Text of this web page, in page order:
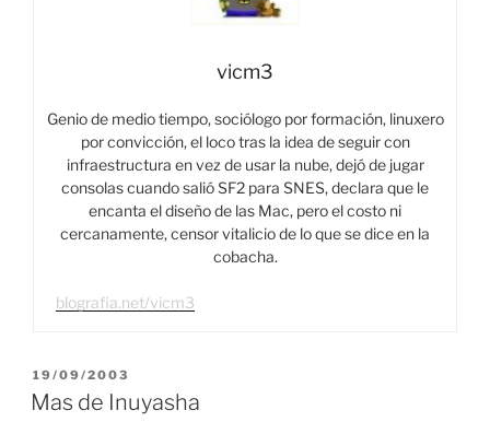
vicm3
Genio de medio tiempo, sociólogo por formación, linuxero
por convicción, el loco tras la idea de seguir con
infraestructura en vez de usar la nube, dejó de jugar
consolas cuando salió SF2 para SNES, declara que le
encanta el diseño de las Mac, pero el costo ni
cercanamente, censor vitalicio de lo que se dice en la
cobacha.
blografia.net/vicm3
PUBLICADO
EL
19/09/2003
Mas de Inuyasha